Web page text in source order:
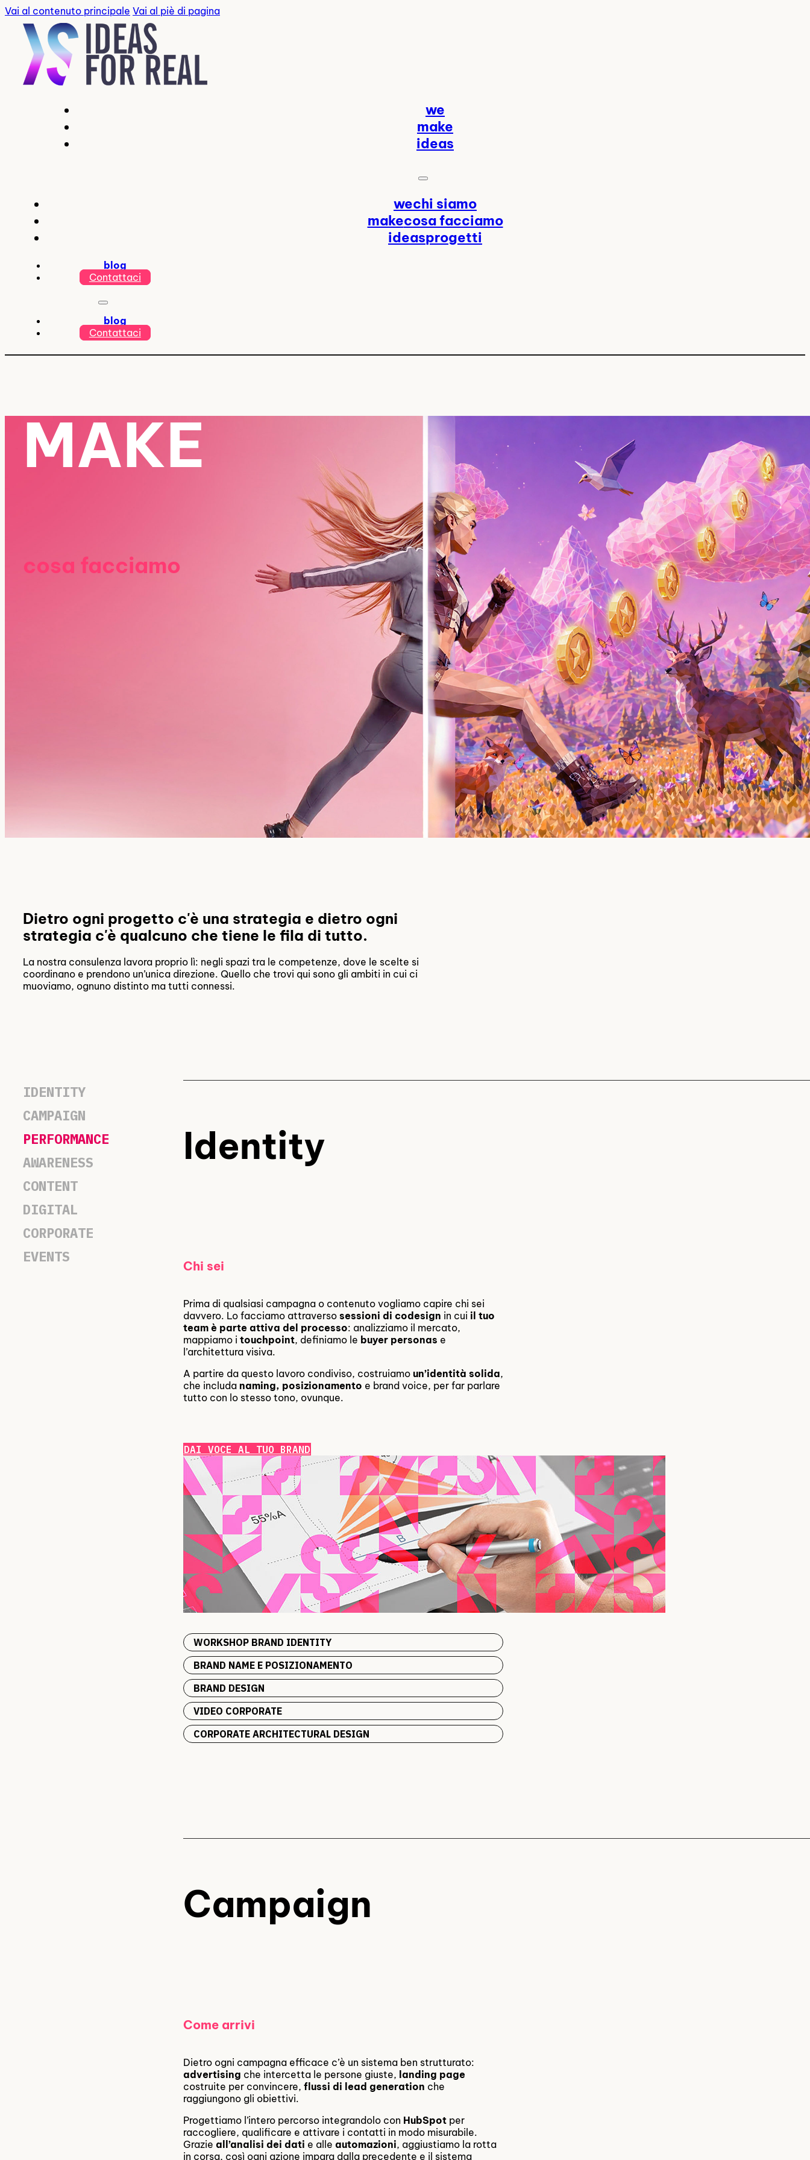
Vai al contenuto principale Vai al piè di pagina
we
make
ideas
we
make
ideas
blog
Contattaci
blog
Contattaci
MAKE
cosa facciamo
Dietro ogni progetto c'è una strategia e dietro ogni
strategia c'è qualcuno che tiene le fila di tutto.
La nostra consulenza lavora proprio lì: negli spazi tra le competenze, dove le scelte si
coordinano e prendono un’unica direzione. Quello che trovi qui sono gli ambiti in cui ci
muoviamo, ognuno distinto ma tutti connessi.
IDENTITY
CAMPAIGN
PERFORMANCE
AWARENESS
CONTENT
DIGITAL
CORPORATE
EVENTS
Identity
Chi sei
Prima di qualsiasi campagna o contenuto vogliamo capire chi sei
davvero. Lo facciamo attraverso sessioni di codesign in cui il tuo
team è parte attiva del processo: analizziamo il mercato,
mappiamo i touchpoint, definiamo le buyer personas e
l’architettura visiva.
A partire da questo lavoro condiviso, costruiamo un’identità solida,
che includa naming, posizionamento e brand voice, per far parlare
tutto con lo stesso tono, ovunque.
DAI VOCE AL TUO BRAND
WORKSHOP BRAND IDENTITY
BRAND NAME E POSIZIONAMENTO
BRAND DESIGN
VIDEO CORPORATE
CORPORATE ARCHITECTURAL DESIGN
Campaign
Come arrivi
Dietro ogni campagna efficace c’è un sistema ben strutturato:
advertising che intercetta le persone giuste, landing page
costruite per convincere, flussi di lead generation che
raggiungono gli obiettivi.
Progettiamo l’intero percorso integrandolo con HubSpotper
raccogliere, qualificare e attivare i contatti in modo misurabile.
Grazie all’analisi dei dati e alle automazioni, aggiustiamo la rotta
in corsa, così ogni azione impara dalla precedente e il sistema